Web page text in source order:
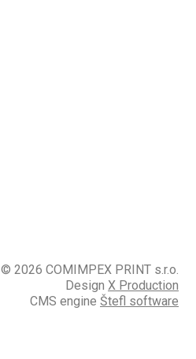
© 2026 COMIMPEX PRINT s.r.o.
Design X Production
CMS engine Štefl software